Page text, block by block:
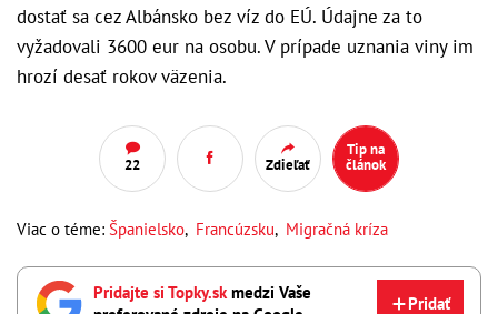
dostať sa cez Albánsko bez víz do EÚ. Údajne za to
vyžadovali 3600 eur na osobu. V prípade uznania viny im
hrozí desať rokov väzenia.
22 Zdieľať
Tip na
článok
Viac o téme: Španielsko, Francúzsku, Migračná kríza
Pridajte si Topky.sk medzi Vaše
Pridať